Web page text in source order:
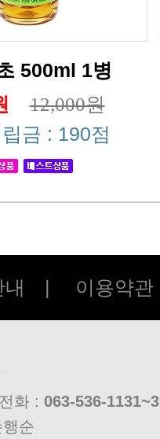
500ml 1병
12,000원
금 : 190점
| 이용약관
화 : 063-536-1131~3
순